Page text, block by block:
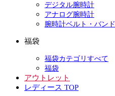
デジタル腕時計
アナログ腕時計
腕時計ベルト・バンド
福袋
福袋カテゴリすべて
福袋
アウトレット
レディース TOP